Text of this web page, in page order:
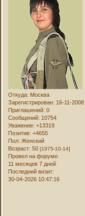
Откуда: Москва
Зарегистрирован: 16-11-2008
Приглашений: 0
Сообщений: 10754
Уважение: +13319
Позитив: +4655
Пол: Женский
Возраст: 50[1975-10-14]
Провел на форуме:
11 месяцев 7 дней
Последний визит:
30-04-2026 10:47:16